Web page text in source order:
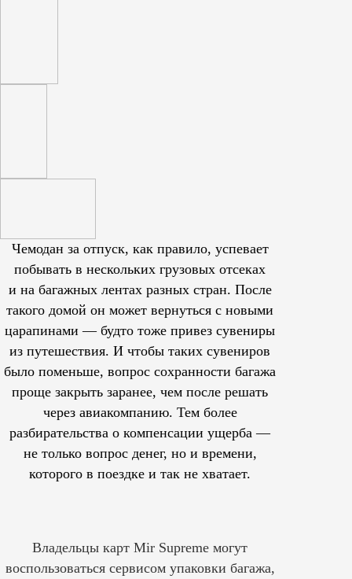
Чемодан за отпуск, как правило, успевает
побывать в нескольких грузовых отсеках
и на багажных лентах разных стран. После
такого домой он может вернуться с новыми
царапинами — будто тоже привез сувениры
из путешествия. И чтобы таких сувениров
было поменьше, вопрос сохранности багажа
проще закрыть заранее, чем после решать
через авиакомпанию. Тем более
разбирательства о компенсации ущерба —
не только вопрос денег, но и времени,
которого в поездке и так не хватает.
Владельцы карт Mir Supreme могут
воспользоваться сервисом упаковки багажа,